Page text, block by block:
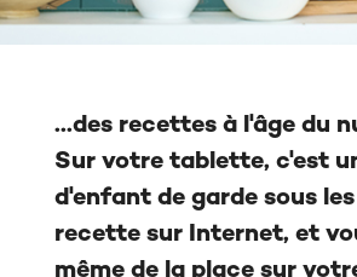
...des recettes à l'âge du
Sur votre tablette, c'est
d'enfant de garde sous
recette sur Internet, et
même de la place sur